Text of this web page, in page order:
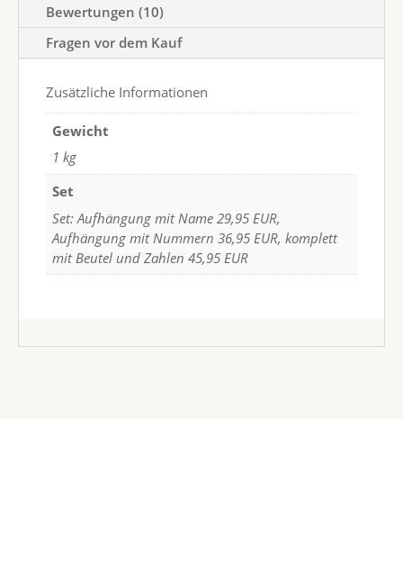
Bewertungen (10)
Fragen vor dem Kauf
Zusätzliche Informationen
Gewicht
1 kg
Set
Set: Aufhängung mit Name 29,95 EUR,
Aufhängung mit Nummern 36,95 EUR, komplett
mit Beutel und Zahlen 45,95 EUR